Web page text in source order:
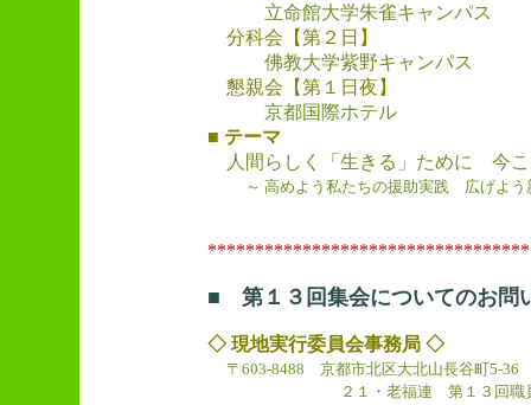
立命館大学朱雀キャンパス
分科会【第２日】
佛教大学紫野キャンパス
懇親会【第１日夜】
京都国際ホテル
■ テーマ
人間らしく「生きる」ために 今
～ 高めよう私たちの援助実践 広げよう
■ 第１３回集会についてのお
◇ 現地実行委員会事務局 ◇
〒603-8488 京都市北区大北山長谷町5-36
２１・老福連 第１３回職